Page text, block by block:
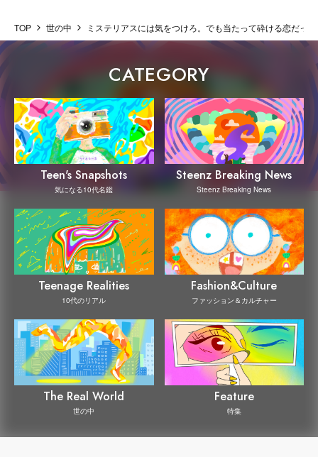
TOP 世の中 ミステリアスには気をつけろ。でも当たって砕ける恋だっ
CATEGORY
Teen's Snapshots
気になる10代名鑑
Steenz Breaking News
Steenz Breaking News
Teenage Realities
10代のリアル
Fashion&Culture
ファッション＆カルチャー
The Real World
世の中
Feature
特集